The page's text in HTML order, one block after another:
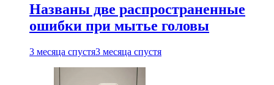
Названы две распространенные
ошибки при мытье головы
3 месяца спустя3 месяца спустя